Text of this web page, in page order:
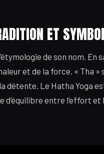
ET
de son nom. En
et de la force. « Tha »
détente. Le Hatha Yoga
d’équilibre entre l’effort